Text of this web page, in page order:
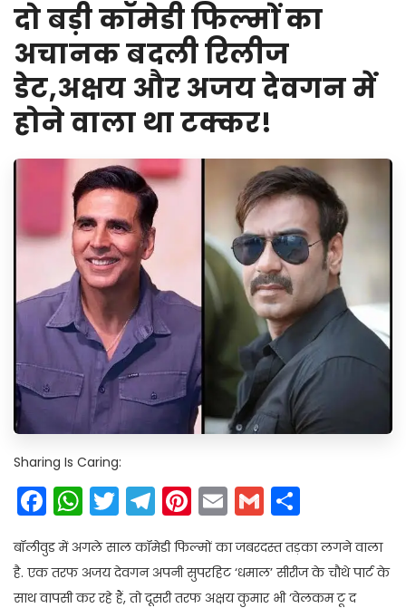
दो बड़ी कॉमेडी फिल्मों का
अचानक बदली रिलीज
डेट,अक्षय और अजय देवगन में
होने वाला था टक्कर!
Sharing Is Caring:
Facebook
WhatsApp
Twitter
Telegram
Pinterest
EmailGmail
बॉलीवुड में अगले साल कॉमेडी फिल्मों का जबरदस्त तड़का लगने वाला
है. एक तरफ अजय देवगन अपनी सुपरहिट ‘धमाल’ सीरीज के चौथे पार्ट के
साथ वापसी कर रहे हैं, तो दूसरी तरफ अक्षय कुमार भी ‘वेलकम टू द